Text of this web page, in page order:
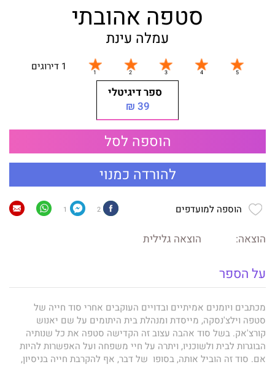
סטפה אהובתי
עמלה עינת
1 דירוגים
ספר דיגיטלי
39 ₪
הוספה לסל
להורדה כמנוי
הוספה למועדפים 2
1
הוצאה: הוצאה גלילית
על הספר
מכתבים ויומנים אמיתיים ובדויים העוקבים אחרי סוד חייה של
סטפה וילצ'נסקה, מייסדת ומנהלת בית היתומים על שם יאנוש
קורצ'אק. בשל סוד אהבה עצוב זה הקדישה סטפה את כל שנותיה
הבוגרות לבית ולשוכניו, ויתרה על חיי משפחה ועל האפשרות להיות
אם. סוד זה הוביל אותה, בסופו של דבר, אף להקרבת חייה בניסיון,